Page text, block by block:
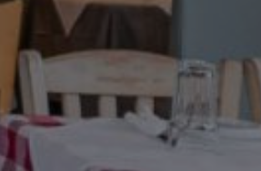
12:30
13:30
13:45
15:30
15:45